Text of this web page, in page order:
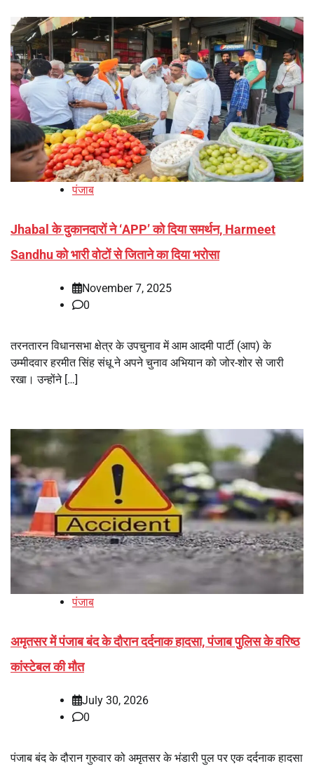
पंजाब
Jhabal के दुकानदारों ने ‘APP’ को दिया समर्थन, Harmeet
Sandhu को भारी वोटों से जिताने का दिया भरोसा
November 7, 2025
0
तरनतारन विधानसभा क्षेत्र के उपचुनाव में आम आदमी पार्टी (आप) के
उम्मीदवार हरमीत सिंह संधू ने अपने चुनाव अभियान को जोर-शोर से जारी
रखा। उन्होंने […]
पंजाब
अमृतसर में पंजाब बंद के दौरान दर्दनाक हादसा, पंजाब पुलिस के वरिष्ठ
कांस्टेबल की मौत
July 30, 2026
0
पंजाब बंद के दौरान गुरुवार को अमृतसर के भंडारी पुल पर एक दर्दनाक हादसा